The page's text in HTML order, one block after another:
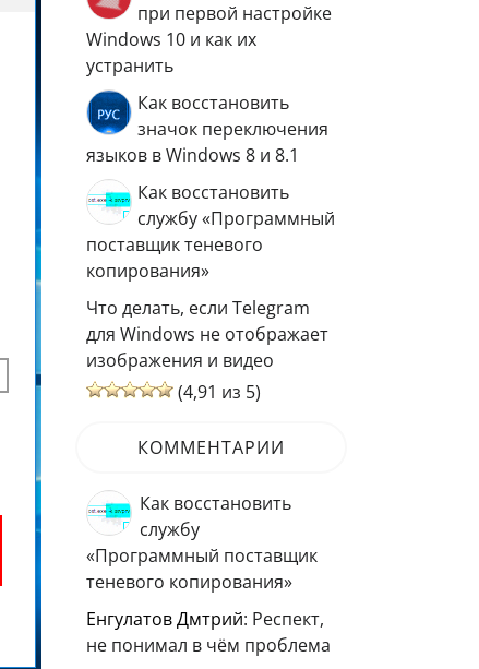
при первой настройке
Windows 10 и как их
устранить
Как восстановить
значок переключения
языков в Windows 8 и 8.1
Как восстановить
службу «Программный
поставщик теневого
копирования»
Что делать, если Telegram
для Windows не отображает
изображения и видео
(4,91 из 5)
КОММЕНТАРИИ
Как восстановить
службу
«Программный поставщик
теневого копирования»
Енгулатов Дмтрий: Респект,
не понимал в чём проблема